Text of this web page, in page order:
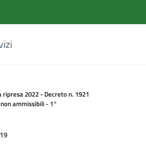
2022 - Decreto n. 1921
ammissibili - 1°